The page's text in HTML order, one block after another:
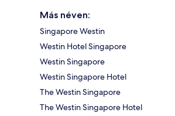
Más néven:
Singapore Westin
Westin Hotel Singapore
Westin Singapore
Westin Singapore Hotel
The Westin Singapore
The Westin Singapore Hotel